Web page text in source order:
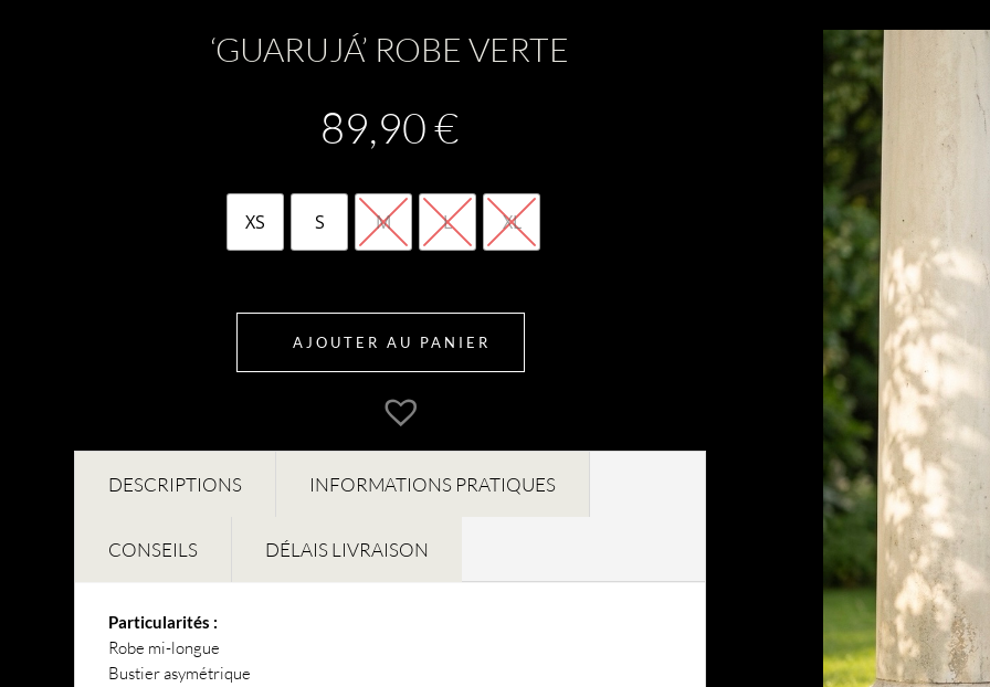
‘GUARUJÁ’ ROBE VERTE
89,90€
XS S M L XL
AJOUTER AU PANIER
DESCRIPTIONS INFORMATIONS PRATIQUES
CONSEILS DÉLAIS LIVRAISON
Particularités :
Robe mi-longue
Bustier asymétrique